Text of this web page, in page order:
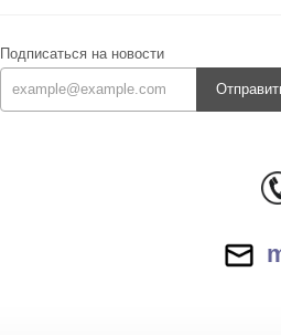
Подписаться на новости